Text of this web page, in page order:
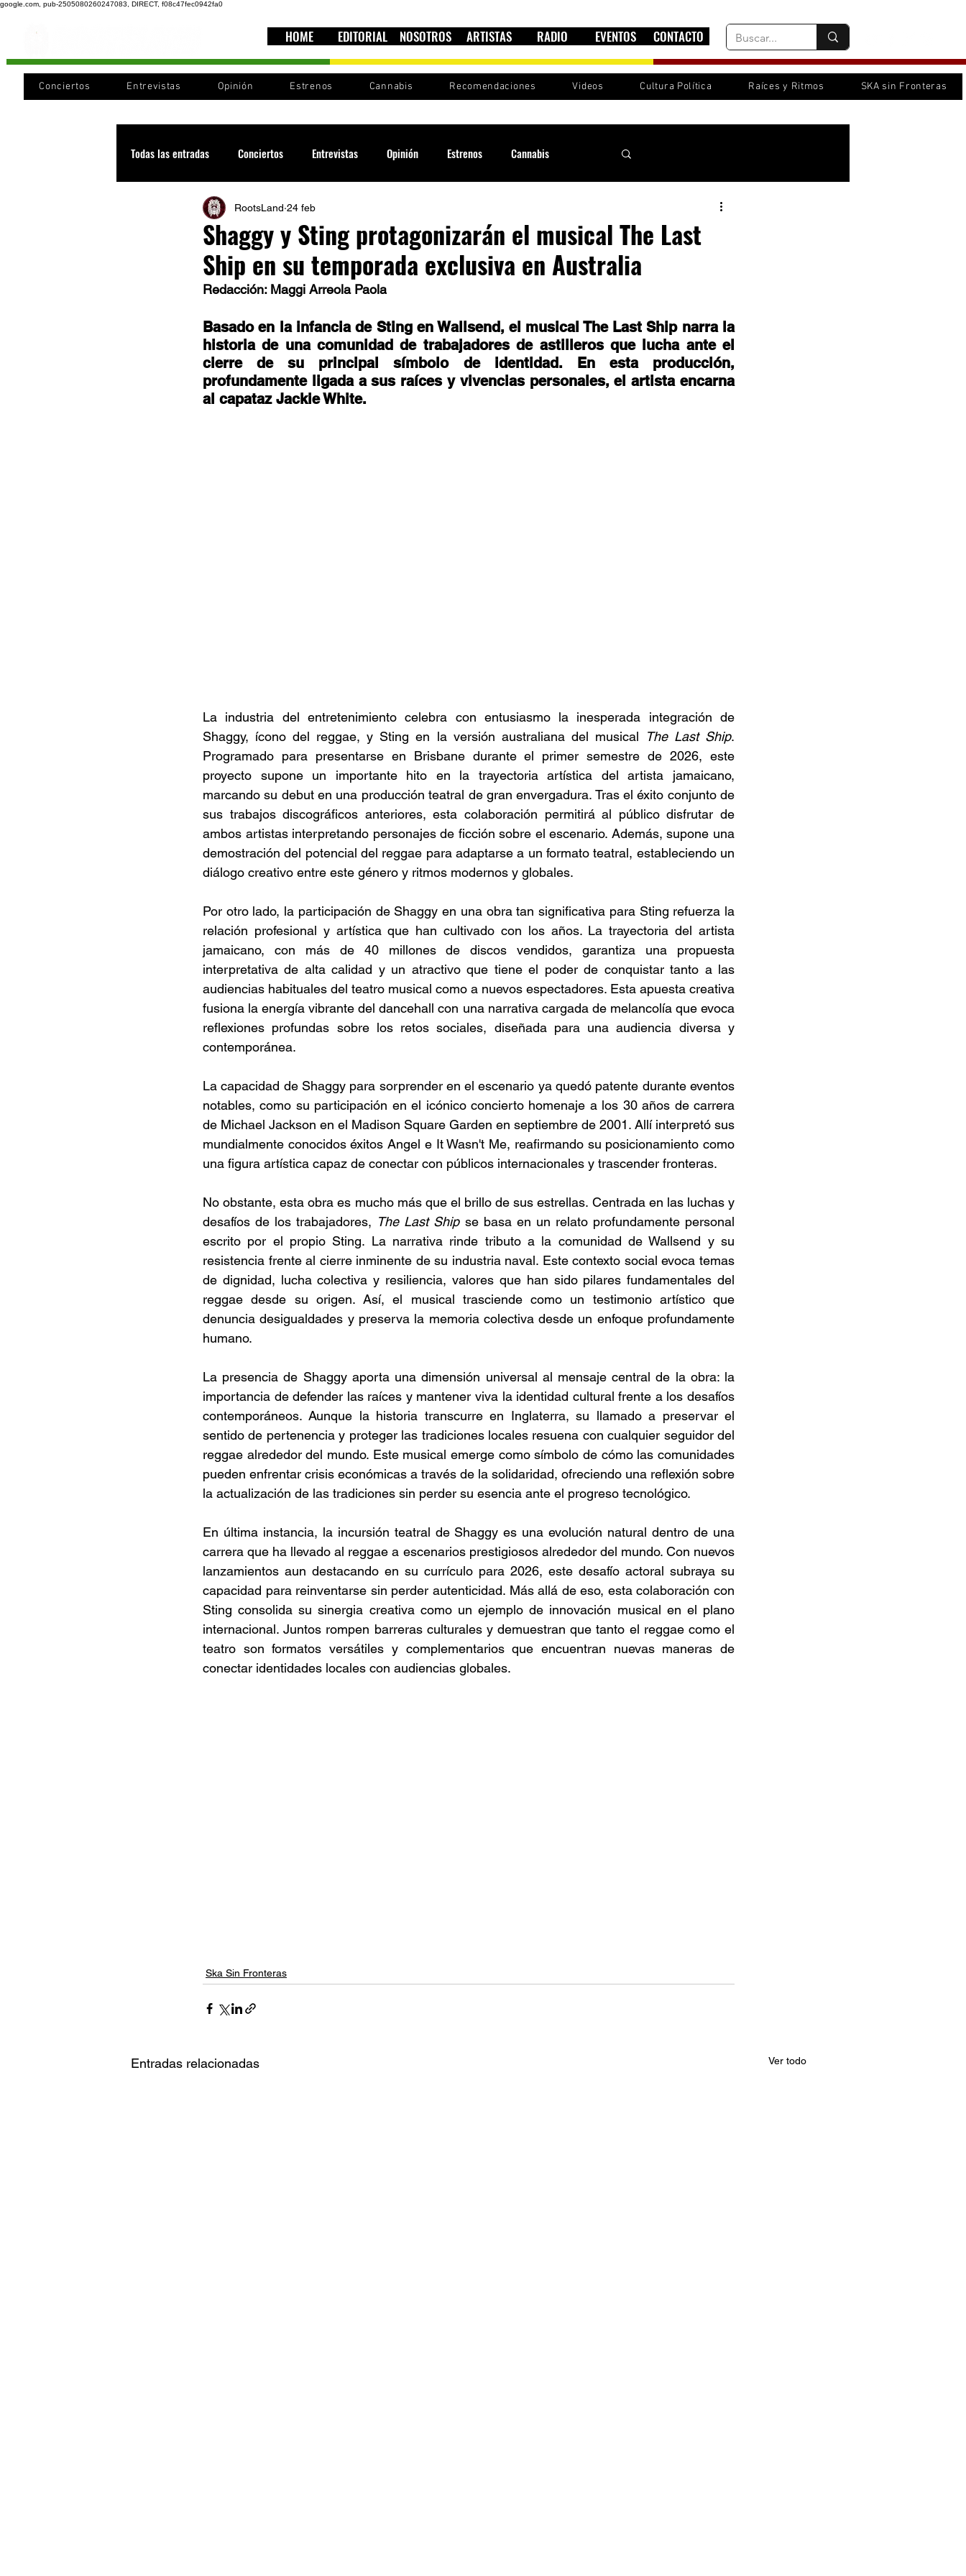
google.com, pub-2505080260247083, DIRECT, f08c47fec0942fa0
HOME EDITORIAL NOSOTROS ARTISTAS RADIO EVENTOS CONTACTO
Conciertos Entrevistas Opinión Estrenos Cannabis Recomendaciones Videos Cultura Política Raíces y Ritmos SKA sin Fronteras
Todas las entradas Conciertos Entrevistas Opinión Estrenos Cannabis
Recomendaciones Videos
Cultura Cobertura Sound System Festivales Sesiones RootsLand
Documentales Podcast Rastafari Fuera del reggae ANCOP
Conociendo Reggae Columna del día Sorteos Eventos Artistas
Shaggy y Sting protagonizarán el musical The Last
Ship en su temporada exclusiva en Australia
RootsLand 24 feb
Redacción: Maggi Arreola Paola
Basado en la infancia de Sting en Wallsend, el musical The Last Ship narra la
historia de una comunidad de trabajadores de astilleros que lucha ante el
cierre de su principal símbolo de identidad. En esta producción,
profundamente ligada a sus raíces y vivencias personales, el artista encarna
al capataz Jackie White.
La industria del entretenimiento celebra con entusiasmo la inesperada integración de
Shaggy, ícono del reggae, y Sting en la versión australiana del musical
The Last Ship.
Programado para presentarse en Brisbane durante el primer semestre de 2026, este
proyecto supone un importante hito en la trayectoria artística del artista jamaicano,
marcando su debut en una producción teatral de gran envergadura. Tras el éxito conjunto de
sus trabajos discográficos anteriores, esta colaboración permitirá al público disfrutar de
ambos artistas interpretando personajes de ficción sobre el escenario. Además, supone una
demostración del potencial del reggae para adaptarse a un formato teatral, estableciendo un
diálogo creativo entre este género y ritmos modernos y globales.
Por otro lado, la participación de Shaggy en una obra tan significativa para Sting refuerza la
relación profesional y artística que han cultivado con los años. La trayectoria del artista
jamaicano, con más de 40 millones de discos vendidos, garantiza una propuesta
interpretativa de alta calidad y un atractivo que tiene el poder de conquistar tanto a las
audiencias habituales del teatro musical como a nuevos espectadores. Esta apuesta creativa
fusiona la energía vibrante del dancehall con una narrativa cargada de melancolía que evoca
reflexiones profundas sobre los retos sociales, diseñada para una audiencia diversa y
contemporánea.
La capacidad de Shaggy para sorprender en el escenario ya quedó patente durante eventos
notables, como su participación en el icónico concierto homenaje a los 30 años de carrera
de Michael Jackson en el Madison Square Garden en septiembre de 2001. Allí interpretó sus
mundialmente conocidos éxitos Angel e It Wasn't Me, reafirmando su posicionamiento como
una figura artística capaz de conectar con públicos internacionales y trascender fronteras.
No obstante, esta obra es mucho más que el brillo de sus estrellas. Centrada en las luchas y
desafíos de los trabajadores, The Last Ship se basa en un relato profundamente personal
escrito por el propio Sting. La narrativa rinde tributo a la comunidad de Wallsend y su
resistencia frente al cierre inminente de su industria naval. Este contexto social evoca temas
de dignidad, lucha colectiva y resiliencia, valores que han sido pilares fundamentales del
reggae desde su origen. Así, el musical trasciende como un testimonio artístico que
denuncia desigualdades y preserva la memoria colectiva desde un enfoque profundamente
humano.
La presencia de Shaggy aporta una dimensión universal al mensaje central de la obra: la
importancia de defender las raíces y mantener viva la identidad cultural frente a los desafíos
contemporáneos. Aunque la historia transcurre en Inglaterra, su llamado a preservar el
sentido de pertenencia y proteger las tradiciones locales resuena con cualquier seguidor del
reggae alrededor del mundo. Este musical emerge como símbolo de cómo las comunidades
pueden enfrentar crisis económicas a través de la solidaridad, ofreciendo una reflexión sobre
la actualización de las tradiciones sin perder su esencia ante el progreso tecnológico.
En última instancia, la incursión teatral de Shaggy es una evolución natural dentro de una
carrera que ha llevado al reggae a escenarios prestigiosos alrededor del mundo. Con nuevos
lanzamientos aun destacando en su currículo para 2026, este desafío actoral subraya su
capacidad para reinventarse sin perder autenticidad. Más allá de eso, esta colaboración con
Sting consolida su sinergia creativa como un ejemplo de innovación musical en el plano
internacional. Juntos rompen barreras culturales y demuestran que tanto el reggae como el
teatro son formatos versátiles y complementarios que encuentran nuevas maneras de
conectar identidades locales con audiencias globales.
Ska Sin Fronteras
Entradas relacionadas Ver todo